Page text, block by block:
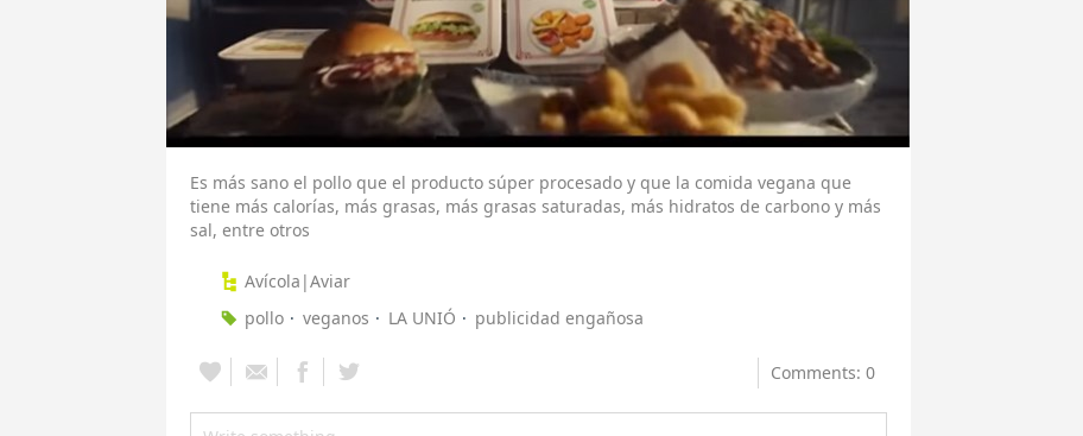
Es más sano el pollo que el producto súper procesado y que la comida vegana que
tiene más calorías, más grasas, más grasas saturadas, más hidratos de carbono y más
sal, entre otros
Avícola|Aviar
pollo
veganos LA UNIÓ publicidad engañosa
Comments: 0